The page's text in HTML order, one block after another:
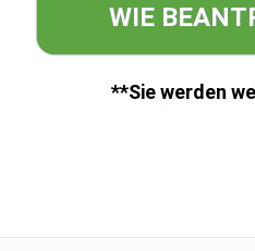
WIE
**Sie werden